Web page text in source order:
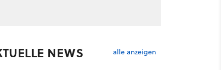
NEWS alle anzeigen